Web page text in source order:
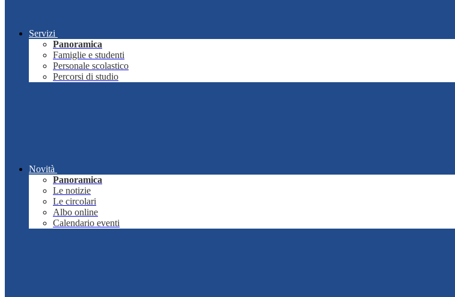
Servizi
Panoramica
Famiglie e studenti
Personale scolastico
Percorsi di studio
Novità
Panoramica
Le notizie
Le circolari
Albo online
Calendario eventi